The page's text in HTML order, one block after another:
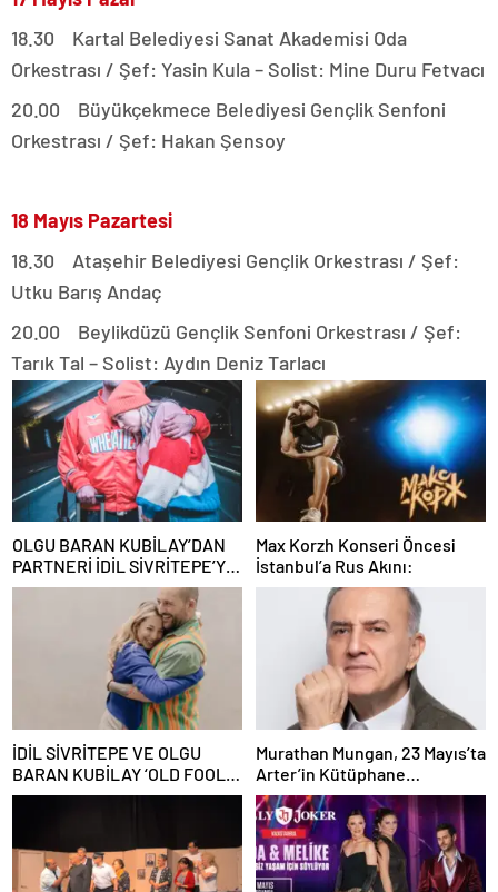
18.30 Kartal Belediyesi Sanat Akademisi Oda
Orkestrası / Şef: Yasin Kula – Solist: Mine Duru Fetvacı
20.00 Büyükçekmece Belediyesi Gençlik Senfoni
Orkestrası / Şef: Hakan Şensoy
18 Mayıs Pazartesi
18.30 Ataşehir Belediyesi Gençlik Orkestrası / Şef:
Utku Barış Andaç
20.00 Beylikdüzü Gençlik Senfoni Orkestrası / Şef:
Tarık Tal – Solist: Aydın Deniz Tarlacı
OLGU BARAN KUBİLAY’DAN
PARTNERİ İDİL SİVRİTEPE’YE
ÖVGÜ DOLU SÖZLER!
Max Korzh Konseri Öncesi
İstanbul’a Rus Akını:
İDİL SİVRİTEPE VE OLGU
BARAN KUBİLAY ‘OLD FOOLS’
İLE TÜRSAK VAKFI İÇİN
Murathan Mungan, 23 Mayıs’ta
Arter’in Kütüphane
Söyleşileri’ne Konuk Oluyor!